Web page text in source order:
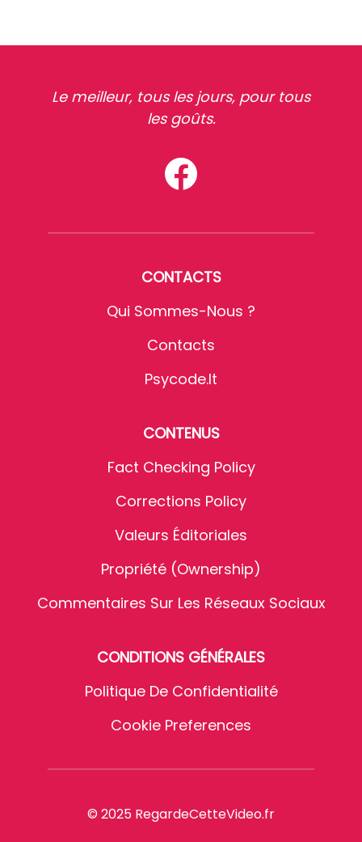
Le meilleur, tous les jours, pour tous
les goûts.
CONTACTS
Qui Sommes-Nous ?
Contacts
Psycode.it
CONTENUS
Fact Checking Policy
Corrections Policy
Valeurs Éditoriales
Propriété (Ownership)
Commentaires Sur Les Réseaux Sociaux
CONDITIONS GÉNÉRALES
Politique De Confidentialité
Cookie Preferences
© 2025 RegardeCetteVideo.fr